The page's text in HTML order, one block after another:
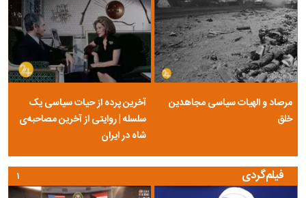
مرصاد و الهیات سیاسی مجاهدین
خلق
آخرین پرده از حیات سیاسی یک
سلسله | روایتی از آخرین مصاحبه‌ی
شاه در ایران
فیلم‌گردی ۱